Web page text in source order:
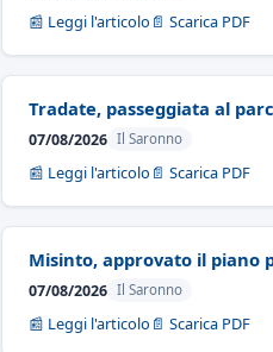
📰 Leggi l'articolo 📄 Scarica PDF
Tradate, passeggiata al
07/08/2026 Il Saronno
📰 Leggi l'articolo 📄 Scarica PDF
Misinto, approvato il piano
07/08/2026 Il Saronno
📰 Leggi l'articolo 📄 Scarica PDF